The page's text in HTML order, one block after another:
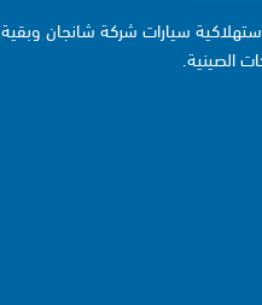
سيارات شركة شانجان وبقية
الصينية.